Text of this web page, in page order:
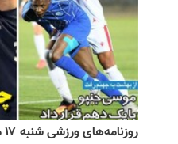
روزنامه‌های ورزشی شنبه ۱۷ مرداد ۱۴۰۵